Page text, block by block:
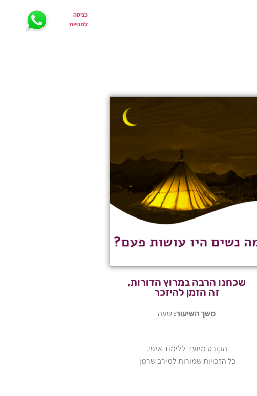
כניסה
למנויות
שכחנו הרבה במרוץ הדורות,
זה הזמן להיזכר
משך השיעור:שעה
הקורס מיועד ללימוד אישי.
כל הזכויות שמורות למירב שרמן